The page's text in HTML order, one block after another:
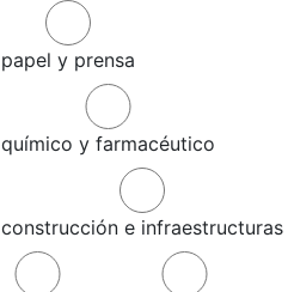
papel y prensa
químico y farmacéutico
construcción e infraestructuras